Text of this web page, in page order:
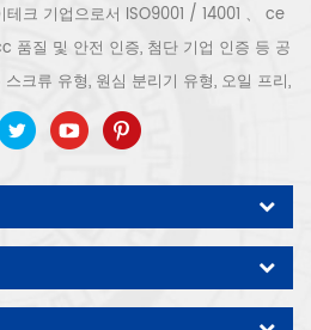
크 기업으로서 ISO9001 / 14001 、 ce
품질 및 안전 인증, 첨단 기업 인증 등 공
크류 유형, 원심 분리기 유형, 오일 프리,
, 필터, 배수기, 완전한 공기 압축기 생산
가지 유형의 공기 압축기 산업 전문가
압력 용기, 전기 모터, 정밀 부품 가공
조립. 또한 우리 회사는 영구 자석 서보
발하고 관련 기술 특허를 획득하여 국가
발전에 기여했습니다. 우리 자신의 브랜
십시오, ODM / OEM 수락입니다.